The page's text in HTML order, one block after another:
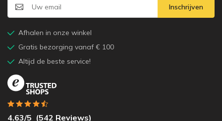
Inschrijven
Afhalen in onze winkel
Gratis bezorging vanaf € 100
Altijd de beste service!
4.63/5 (542 Reviews)